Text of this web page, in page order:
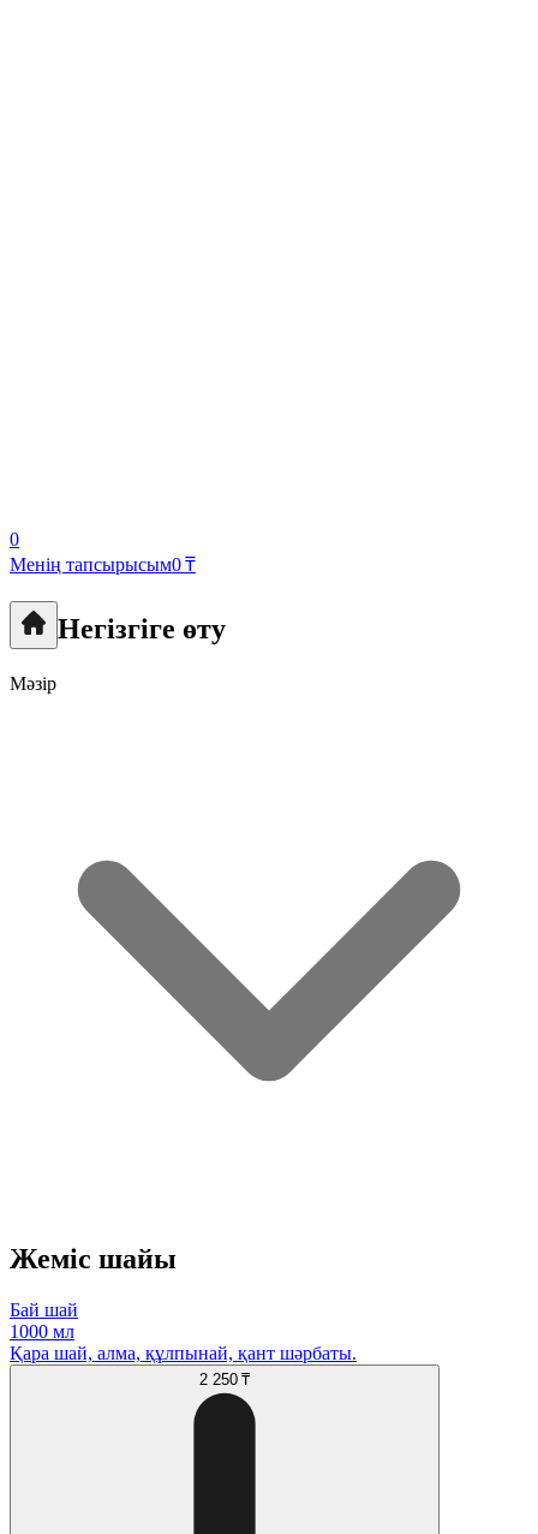
0
Менің тапсырысым0 ₸
Негізгіге өту
Мәзір
Жеміс шайы
Бай шай
1000 мл
Қара шай, алма, құлпынай, қант шәрбаты.
2 250 ₸